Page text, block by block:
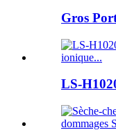
Gros
LS-